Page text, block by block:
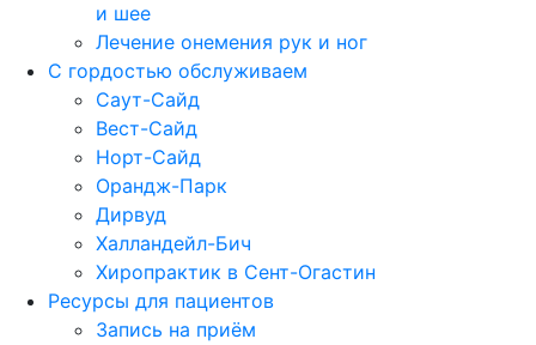
и шее
Лечение онемения рук и ног
С гордостью обслуживаем
Саут-Сайд
Вест-Сайд
Норт-Сайд
Орандж-Парк
Дирвуд
Халландейл-Бич
Хиропрактик в Сент-Огастин
Ресурсы для пациентов
Запись на приём